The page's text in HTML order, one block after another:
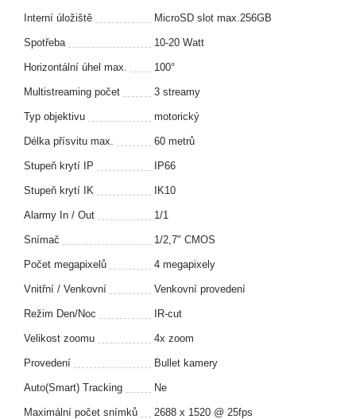
Interní úložiště MicroSD slot max.256GB
Spotřeba 10-20 Watt
Horizontální úhel max. 100°
Multistreaming počet 3 streamy
Typ objektivu motorický
Délka přísvitu max. 60 metrů
Stupeň krytí IP IP66
Stupeň krytí IK IK10
Alarmy In / Out 1/1
Snímač 1/2,7" CMOS
Počet megapixelů 4 megapixely
Vnitřní / Venkovní Venkovní provedení
Režim Den/Noc IR-cut
Velikost zoomu 4x zoom
Provedení Bullet kamery
Auto(Smart) Tracking Ne
Maximální počet snímků 2688 x 1520 @ 25fps